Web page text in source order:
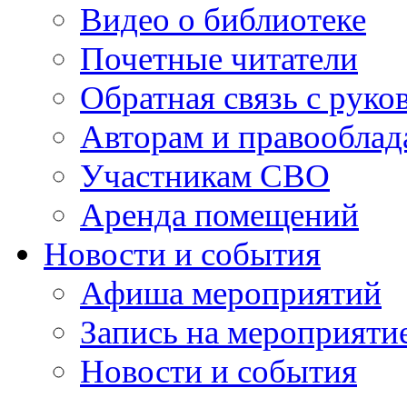
Видео о библиотеке
Почетные читатели
Обратная связь с
Авторам и
Участникам СВО
Аренда помещений
Новости и события
Афиша мероприятий
Запись на
Новости и события